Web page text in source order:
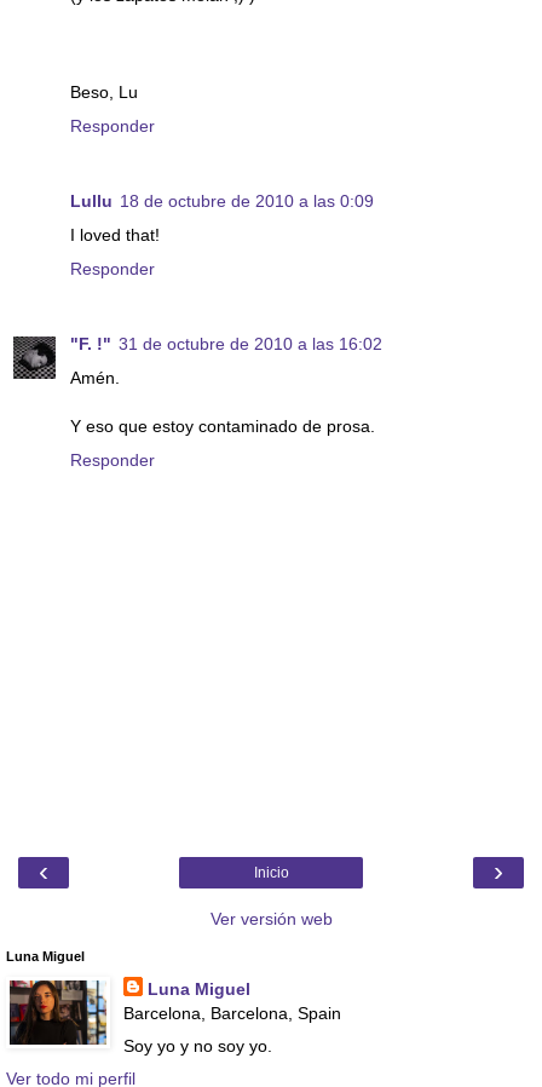
Beso, Lu
Responder
Lullu 18 de octubre de 2010 a las 0:09
I loved that!
Responder
"F. !" 31 de octubre de 2010 a las 16:02
Amén.
Y eso que estoy contaminado de prosa.
Responder
‹ ›
Inicio
Ver versión web
Luna Miguel
Luna Miguel
Barcelona, Barcelona, Spain
Soy yo y no soy yo.
Ver todo mi perfil